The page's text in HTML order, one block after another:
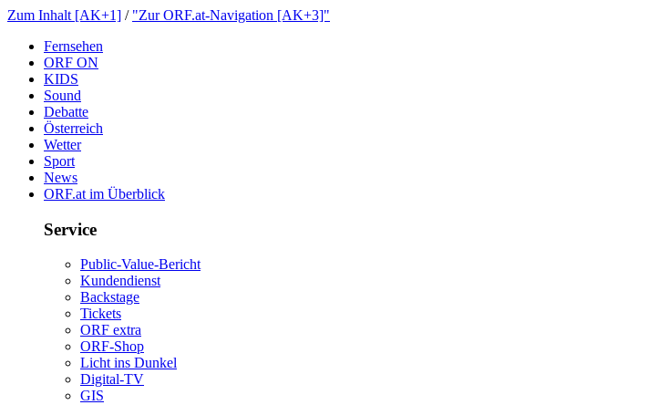
ZumInhalt[AK+1] / "ZurORF.at-Navigation[AK+3]"
Fernsehen
ORFON
KIDS
Sound
Debatte
Österreich
Wetter
Sport
News
ORF.atimÜberblick
Service
Public-Value-Bericht
Kundendienst
Backstage
Tickets
ORFextra
ORF-Shop
LichtinsDunkel
Digital-TV
GIS